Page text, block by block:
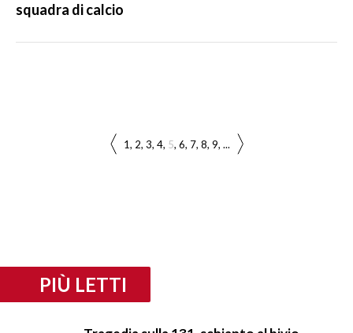
squadra di calcio
1 2 3 4 5 6 7 8 9 ...
PIÙ LETTI